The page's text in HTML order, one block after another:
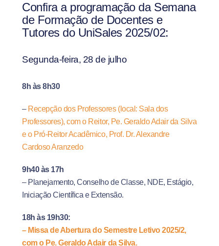
Confira a programação da Semana
de Formação de Docentes e
Tutores do UniSales 2025/02:
Segunda-feira, 28 de julho
8h às 8h30
– Recepção dos Professores (local: Sala dos
Professores), como Reitor, Pe. Geraldo Adair da Silva
e o Pró-Reitor Acadêmico, Prof. Dr. Alexandre
CardosoAranzedo
9h40 às 17h
– Planejamento, Conselho de Classe, NDE, Estágio,
Iniciação Científica e Extensão.
18h às 19h30:
– Missa de Abertura do Semestre Letivo 2025/2,
como Pe. Geraldo Adair da Silva.